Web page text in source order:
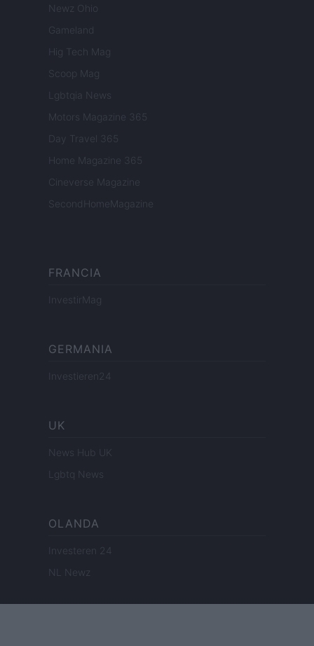
Newz Ohio
Gameland
Hig Tech Mag
Scoop Mag
Lgbtqia News
Motors Magazine 365
Day Travel 365
Home Magazine 365
Cineverse Magazine
SecondHomeMagazine
FRANCIA
InvestirMag
GERMANIA
Investieren24
UK
News Hub UK
Lgbtq News
OLANDA
Investeren 24
NL Newz